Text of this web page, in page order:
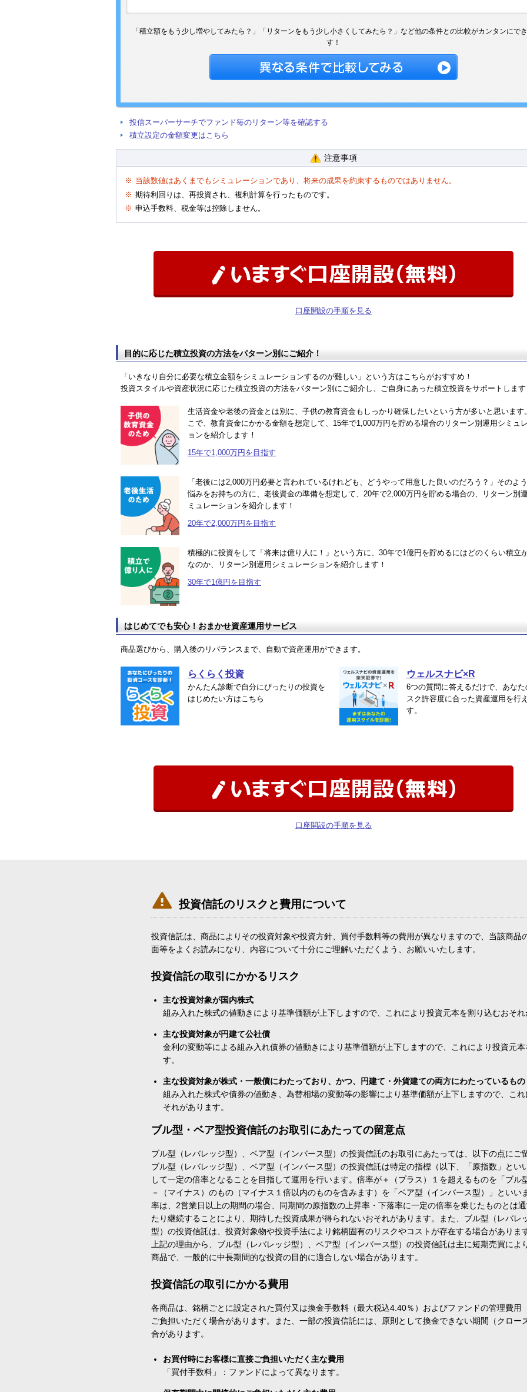
「積立額をもう少し増やしてみたら？」「リターンをもう少し小さくしてみたら？」など他の条件との比較がカンタンにで
す！
投信スーパーサーチでファンド毎のリターン等を確認する
積立設定の金額変更はこちら
注意事項
※ 当該数値はあくまでもシミュレーションであり、将来の成果を約束するものではありません。
※ 期待利回りは、再投資され、複利計算を行ったものです。
※ 申込手数料、税金等は控除しません。
口座開設の手順を見る
目的に応じた積立投資の方法をパターン別にご紹介！
「いきなり自分に必要な積立金額をシミュレーションするのが難しい」という方はこちらがおすすめ！
投資スタイルや資産状況に応じた積立投資の方法をパターン別にご紹介し、ご自身にあった積立投資をサポートします
生活資金や老後の資金とは別に、子供の教育資金もしっかり確保したいという方が多いと思います
こで、教育資金にかかる金額を想定して、15年で1,000万円を貯める場合のリターン別運用シミュ
ョンを紹介します！
15年で1,000万円を目指す
「老後には2,000万円必要と言われているけれども、どうやって用意した良いのだろう？」そのよ
悩みをお持ちの方に、老後資金の準備を想定して、20年で2,000万円を貯める場合の、リターン別
ミュレーションを紹介します！
20年で2,000万円を目指す
積極的に投資をして「将来は億り人に！」という方に、30年で1億円を貯めるにはどのくらい積立
なのか、リターン別運用シミュレーションを紹介します！
30年で1億円を目指す
はじめてでも安心！おまかせ資産運用サービス
商品選びから、購入後のリバランスまで、自動で資産運用ができます。
らくらく投資
かんたん診断で自分にぴったりの投資を
はじめたい方はこちら
ウェルスナビ×R
6つの質問に答えるだけで、あなた
スク許容度に合った資産運用を行
す。
口座開設の手順を見る
 投資信託のリスクと費用について
投資信託は、商品によりその投資対象や投資方針、買付手数料等の費用が異なりますので、当該商品
面等をよくお読みになり、内容について十分にご理解いただくよう、お願いいたします。
投資信託の取引にかかるリスク
主な投資対象が国内株式
組み入れた株式の値動きにより基準価額が上下しますので、これにより投資元本を割り込むおそれ
主な投資対象が円建て公社債
金利の変動等による組み入れ債券の値動きにより基準価額が上下しますので、これにより投資元
す。
主な投資対象が株式・一般債にわたっており、かつ、円建て・外貨建ての両方にわたっているもの
組み入れた株式や債券の値動き、為替相場の変動等の影響により基準価額が上下しますので、こ
それがあります。
ブル型・ベア型投資信託のお取引にあたっての留意点
ブル型（レバレッジ型）、ベア型（インバース型）の投資信託のお取引にあたっては、以下の点にご
ブル型（レバレッジ型）、ベア型（インバース型）の投資信託は特定の指標（以下、「原指数」とい
して一定の倍率となることを目指して運用を行います。倍率が＋（プラス）１を超えるものを「ブル
－（マイナス）のもの（マイナス１倍以内のものを含みます）を「ベア型（インバース型）」といい
率は、2営業日以上の期間の場合、同期間の原指数の上昇率・下落率に一定の倍率を乗じたものとは
たり継続することにより、期待した投資成果が得られないおそれがあります。また、ブル型（レバレ
型）の投資信託は、投資対象物や投資手法により銘柄固有のリスクやコストが存在する場合があります
上記の理由から、ブル型（レバレッジ型）、ベア型（インバース型）の投資信託は主に短期売買によ
商品で、一般的に中長期間的な投資の目的に適合しない場合があります。
投資信託の取引にかかる費用
各商品は、銘柄ごとに設定された買付又は換金手数料（最大税込4.40％）およびファンドの管理費用
ご負担いただく場合があります。また、一部の投資信託には、原則として換金できない期間（クロー
合があります。
お買付時にお客様に直接ご負担いただく主な費用
「買付手数料」：ファンドによって異なります。